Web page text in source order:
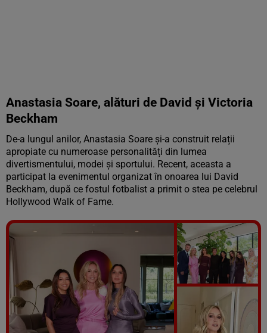
Anastasia Soare, alături de David și Victoria
Beckham
De-a lungul anilor, Anastasia Soare și-a construit relații
apropiate cu numeroase personalități din lumea
divertismentului, modei și sportului. Recent, aceasta a
participat la evenimentul organizat în onoarea lui David
Beckham, după ce fostul fotbalist a primit o stea pe celebrul
Hollywood Walk of Fame.